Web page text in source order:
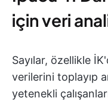
için veri
Sayılar, özellikle
verilerini toplayıp
yetenekli